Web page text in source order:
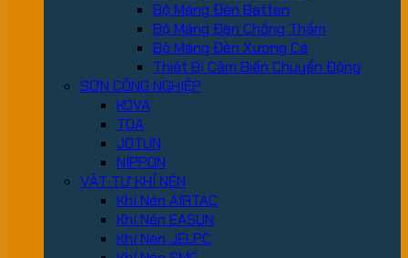
Bộ Máng Đèn Batten
Bộ Máng Đèn Chống Thấm
Bộ Máng Đèn Xương Cá
Thiết Bị Cảm Biến Chuyển Động
SƠN CÔNG NGHIỆP
KOVA
TOA
JOTUN
NIPPON
VẬT TƯ KHÍ NÉN
Khí Nén AIRTAC
Khí Nén EASUN
Khí Nén JELPC